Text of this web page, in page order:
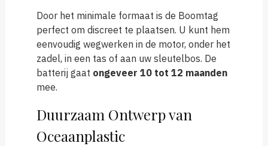
Door het minimale formaat is de Boomtag
perfect om discreet te plaatsen. U kunt hem
eenvoudig wegwerken in de motor, onder het
zadel, in een tas of aan uw sleutelbos. De
batterij gaat ongeveer 10 tot 12 maanden
mee.
Duurzaam Ontwerp van
Oceaanplastic